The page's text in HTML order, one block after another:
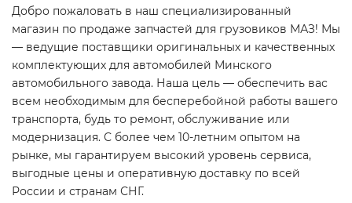
Добро пожаловать в наш специализированный
магазин по продаже запчастей для грузовиков МАЗ! Мы
— ведущие поставщики оригинальных и качественных
комплектующих для автомобилей Минского
автомобильного завода. Наша цель — обеспечить вас
всем необходимым для бесперебойной работы вашего
транспорта, будь то ремонт, обслуживание или
модернизация. С более чем 10-летним опытом на
рынке, мы гарантируем высокий уровень сервиса,
выгодные цены и оперативную доставку по всей
России и странам СНГ.